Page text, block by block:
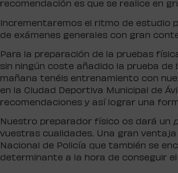
recomendación es que se realice en
Incrementaremos el ritmo de estudio
de exámenes generales con gran
Para la preparación de la pruebas
sin ningún coste añadido la prueba de
mañana tenéis entrenamiento con
en la Ciudad Deportiva Municipal de
recomendaciones y así lograr una
Nuestro preparador físico os dará un
vuestras cualidades. Una gran ventaja
Nacional de Policía que también se
determinante a la hora de conseguir